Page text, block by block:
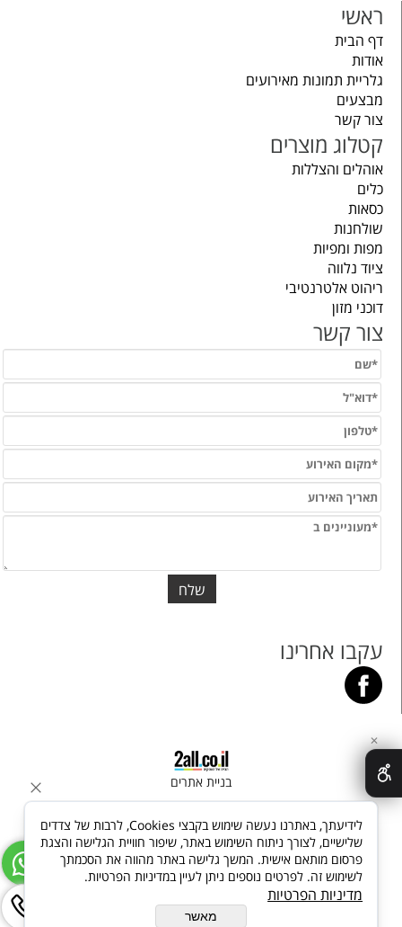
ראשי
דף הבית
אודות
גלריית תמונות מאירועים
מבצעים
צור קשר
קטלוג מוצרים
אוהלים והצללות
כלים
כסאות
שולחנות
מפות ומפיות
ציוד נלווה
ריהוט אלטרנטיבי
דוכני מזון
צור קשר
עקבו אחרינו
בניית אתרים
✕
לידיעתך, באתרנו נעשה שימוש בקבצי Cookies, לרבות של צדדים
שלישיים, לצורך ניתוח השימוש באתר, שיפור חוויית הגלישה והצגת
פרסום מותאם אישית. המשך גלישה באתר מהווה את הסכמתך
לשימוש זה. לפרטים נוספים ניתן לעיין במדיניות הפרטיות.
מדיניות הפרטיות
מאשר